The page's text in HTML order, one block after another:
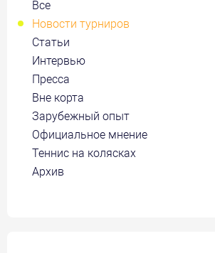
Все
Новости турниров
Статьи
Интервью
Пресса
Вне корта
Зарубежный опыт
Официальное мнение
Теннис на колясках
Архив